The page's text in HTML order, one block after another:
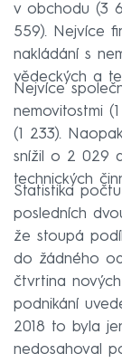
v obchodu (3
559). Nejvíce
nakládání s
vědeckých a
Nejvíce
nemovitostmi
(1 233).
snížil o 2 029
technických
Statistika
posledních
že stoupá
do žádného
čtvrtina
podnikání
2018 to byla
nedosahoval